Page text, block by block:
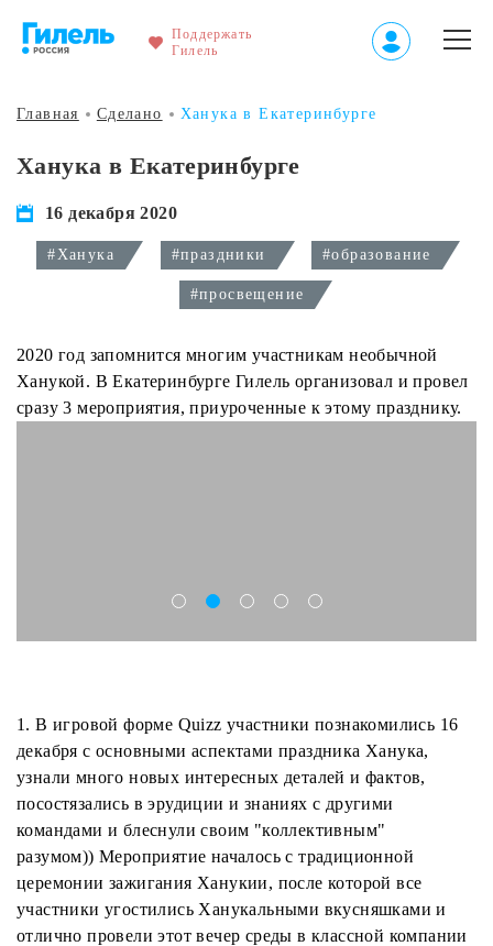
Поддержать
Гилель
Главная Сделано Ханука в Екатеринбурге
Ханука в Екатеринбурге
16 декабря 2020
#Ханука #праздники #образование
#просвещение
2020 год запомнится многим участникам необычной
Ханукой. В Екатеринбурге Гилель организовал и провел
сразу 3 мероприятия, приуроченные к этому празднику.
1. В игровой форме Quizz участники познакомились 16
декабря с основными аспектами праздника Ханука,
узнали много новых интересных деталей и фактов,
посостязались в эрудиции и знаниях с другими
командами и блеснули своим "коллективным"
разумом)) Мероприятие началось с традиционной
церемонии зажигания Ханукии, после которой все
участники угостились Ханукальными вкусняшками и
отлично провели этот вечер среды в классной компании